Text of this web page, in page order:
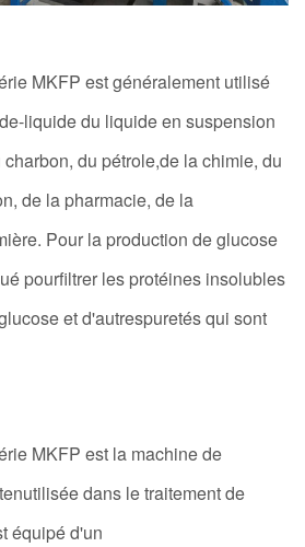
MKFP est généralement utilisé
liquide du liquide en suspension
du pétrole,de la chimie, du
de la pharmacie, de la
Pour la production de glucose
pourfiltrer les protéines insolubles
et d'autrespuretés qui sont
MKFP est la machine de
dans le traitement de
équipé d'un